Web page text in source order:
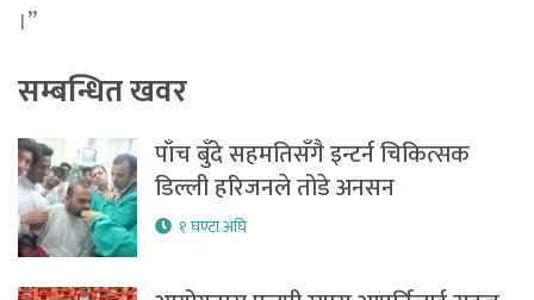
।”
सम्बन्धित खवर
पाँच बुँदे सहमतिसँगै इन्टर्न चिकित्सक
डिल्ली हरिजनले तोडे अनसन
१ घण्टा अघि